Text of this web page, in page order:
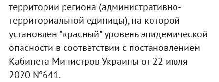
территории региона (административно-
территориальной единицы), на которой
установлен "красный" уровень эпидемической
опасности в соответствии с постановлением
Кабинета Министров Украины от 22 июля
2020 №641.